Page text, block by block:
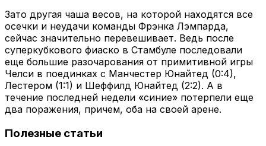
Зато другая чаша весов, на которой находятся все
осечки и неудачи команды Фрэнка Лэмпарда,
сейчас значительно перевешивает. Ведь после
суперкубкового фиаско в Стамбуле последовали
еще большие разочарования от примитивной игры
Челси в поединках с Манчестер Юнайтед (0:4),
Лестером (1:1) и Шеффилд Юнайтед (2:2). А в
течение последней недели «синие» потерпели еще
два поражения, причем, оба на своей арене.
Полезные статьи